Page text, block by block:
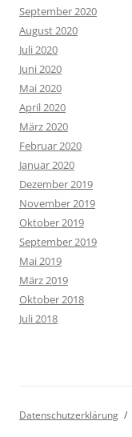
September 2020
August 2020
Juli 2020
Juni 2020
Mai 2020
April 2020
März 2020
Februar 2020
Januar 2020
Dezember 2019
November 2019
Oktober 2019
September 2019
Mai 2019
März 2019
Oktober 2018
Juli 2018
Datenschutzerklärung